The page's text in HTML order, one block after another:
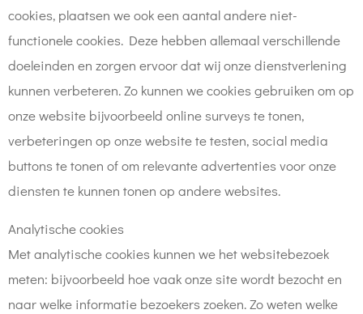
cookies, plaatsen we ook een aantal andere niet-
functionele cookies. Deze hebben allemaal verschillende
doeleinden en zorgen ervoor dat wij onze dienstverlening
kunnen verbeteren. Zo kunnen we cookies gebruiken om op
onze website bijvoorbeeld online surveys te tonen,
verbeteringen op onze website te testen, social media
buttons te tonen of om relevante advertenties voor onze
diensten te kunnen tonen op andere websites.
Analytische cookies
Met analytische cookies kunnen we het websitebezoek
meten: bijvoorbeeld hoe vaak onze site wordt bezocht en
naar welke informatie bezoekers zoeken. Zo weten welke